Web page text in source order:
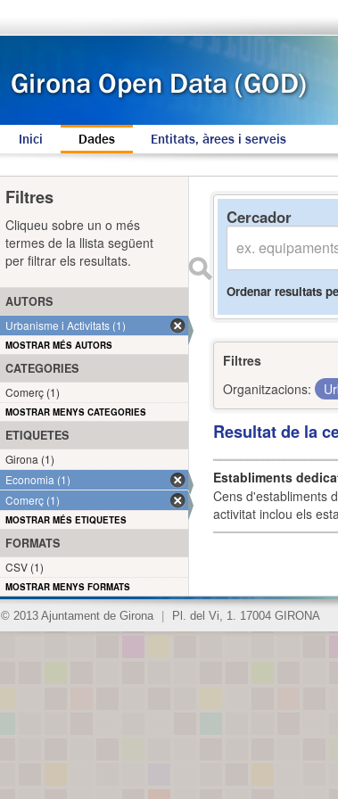
Inici Dades Entitats, àrees i serveis
Cercador
Ordenar resultats
Filtres
Organitzacions:
Resultat de la
Establiments
Cens d'establiments
activitat inclou els
Filtres
Cliqueu sobre un o més
termes de la llista següent
per filtrar els resultats.
AUTORS
Urbanisme i Activitats (1)
MOSTRAR MÉS AUTORS
CATEGORIES
Comerç (1)
MOSTRAR MENYS CATEGORIES
ETIQUETES
Girona (1)
Economia (1)
Comerç (1)
MOSTRAR MÉS ETIQUETES
FORMATS
CSV (1)
MOSTRAR MENYS FORMATS
© 2013 Ajuntament de Girona Pl. del Vi, 1. 17004 GIRONA